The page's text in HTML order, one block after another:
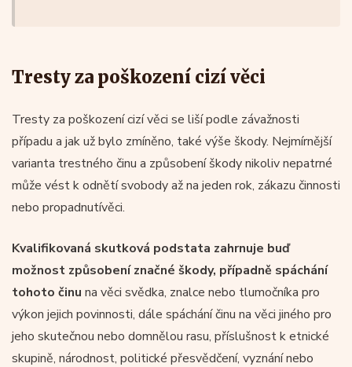
Tresty za poškození cizí věci
Tresty za poškození cizí věci se liší podle závažnosti
případu a jak už bylo zmíněno, také výše škody. Nejmírnější
varianta trestného činu a způsobení škody nikoliv nepatrné
může vést k odnětí svobody až na jeden rok, zákazu činnosti
nebo propadnutívěci.
Kvalifikovaná skutková podstata zahrnuje buď
možnost způsobení značné škody, případně spáchání
tohoto činu na věci svědka, znalce nebo tlumočníka pro
výkon jejich povinnosti, dále spáchání činu na věci jiného pro
jeho skutečnou nebo domnělou rasu, příslušnost k etnické
skupině, národnost, politické přesvědčení, vyznání nebo